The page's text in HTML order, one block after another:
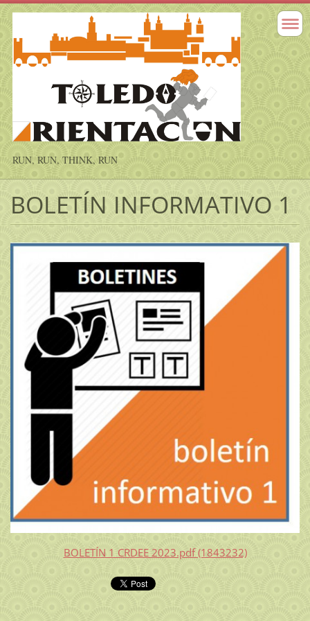
RUN, RUN, THINK, RUN
BOLETÍN INFORMATIVO 1
BOLETÍN 1 CRDEE 2023.pdf (1843232)